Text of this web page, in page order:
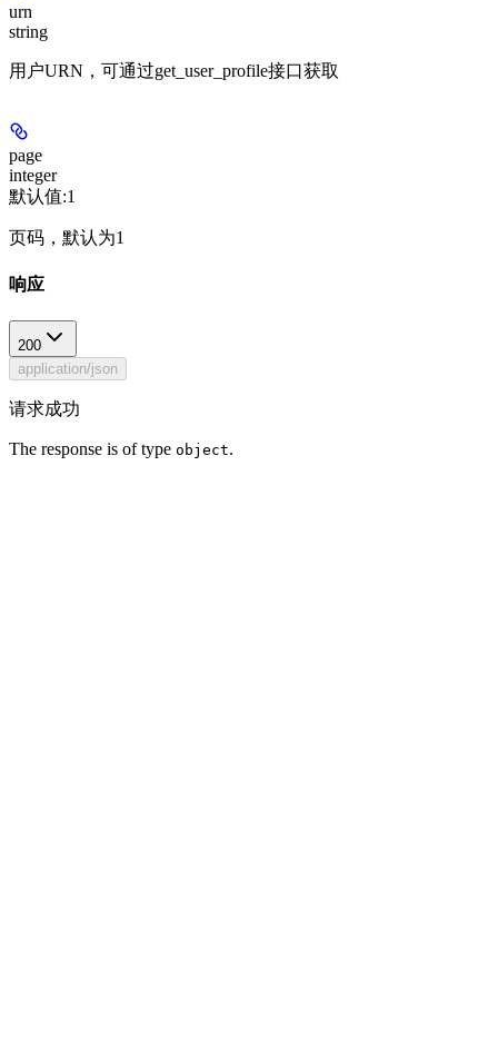
urn
string
用户URN，可通过get_user_profile接口获取
page
integer
默认值:1
页码，默认为1
响应
200
application/json
请求成功
The response is of type object.